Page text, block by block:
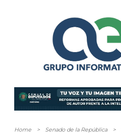
Home > Senado de la República >